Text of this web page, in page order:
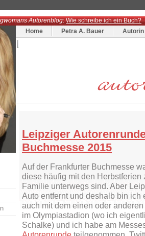
Autorenblog:Wie schreibe ich ein Buch?
Home
Petra A. Bauer Autorin
Leipziger
Buchmesse 2015
Auf der Frankfurter Buchmesse
diese häufig mit den
Familie unterwegs sind. Aber
Auto entfernt und deshalb bin ich
auch mit dem einen oder
im Olympiastadion (wo ich
Schalke) und ich habe am